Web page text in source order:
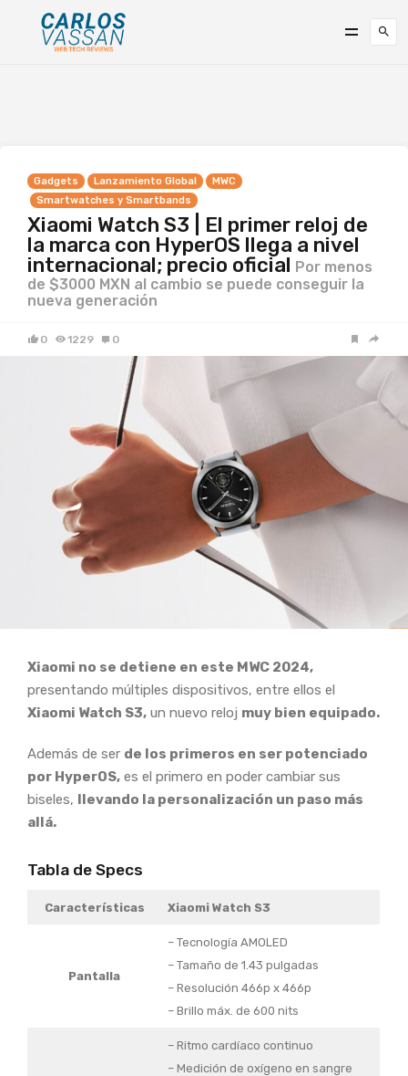
Gadgets Lanzamiento Global
MWC
Smartwatches y Smartbands
Xiaomi Watch S3 | El primer reloj de
la marca con HyperOS llega a nivel
internacional; precio oficial Por menos
de $3000 MXN al cambio se puede conseguir la
nueva generación
0 1229 0
Xiaomi no se detiene en este MWC 2024,
presentando múltiples dispositivos, entre ellos el
Xiaomi Watch S3, un nuevo reloj muy bien equipado.
Además de ser de los primeros en ser potenciado
por HyperOS, es el primero en poder cambiar sus
biseles, llevando la personalización un paso más
allá.
Tabla de Specs
Características Xiaomi Watch S3
Pantalla
– Tecnología AMOLED
– Tamaño de 1.43 pulgadas
– Resolución 466p x 466p
– Brillo máx. de 600 nits
– Ritmo cardíaco continuo
– Medición de oxígeno en sangre